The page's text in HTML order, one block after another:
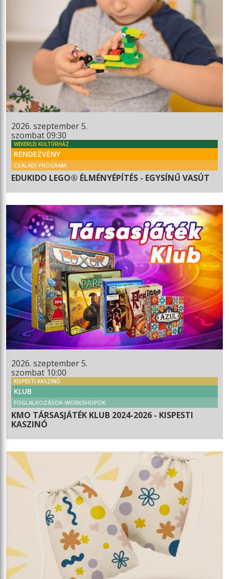
2026. szeptember 5.
szombat 09:30
WEKERLEI KULTÚRHÁZ
RENDEZVÉNY
CSALÁDI PROGRAM
EDUKIDO LEGO® ÉLMÉNYÉPÍTÉS - EGYSÍNŰ VASÚT
2026. szeptember 5.
szombat 10:00
KISPESTI KASZINÓ
KLUB
FOGLALKOZÁSOK-WORKSHOPOK
KMO TÁRSASJÁTÉK KLUB 2024-2026 - KISPESTI
KASZINÓ